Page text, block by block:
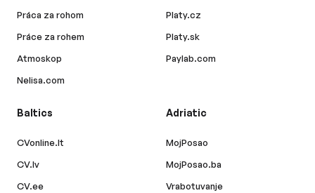
Práca za rohom
Práce za rohem
Atmoskop
Nelisa.com
Platy.cz
Platy.sk
Paylab.com
Baltics
CVonline.lt
CV.lv
CV.ee
Adriatic
MojPosao
MojPosao.ba
Vrabotuvanje